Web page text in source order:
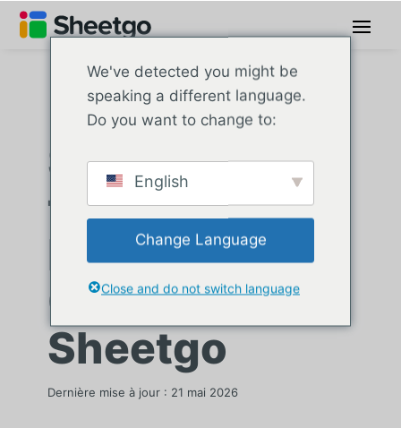
Sous-
traitants des
Données
Clients de
Sheetgo
Dernière mise à jour : 21 mai 2026
We've detected you might be
speaking a different language.
Do you want to change to:
English
Change Language
Close and do not switch language